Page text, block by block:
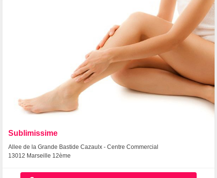
Sublimissime
Allee de la Grande Bastide Cazaulx - Centre Commercial
13012 Marseille 12ème